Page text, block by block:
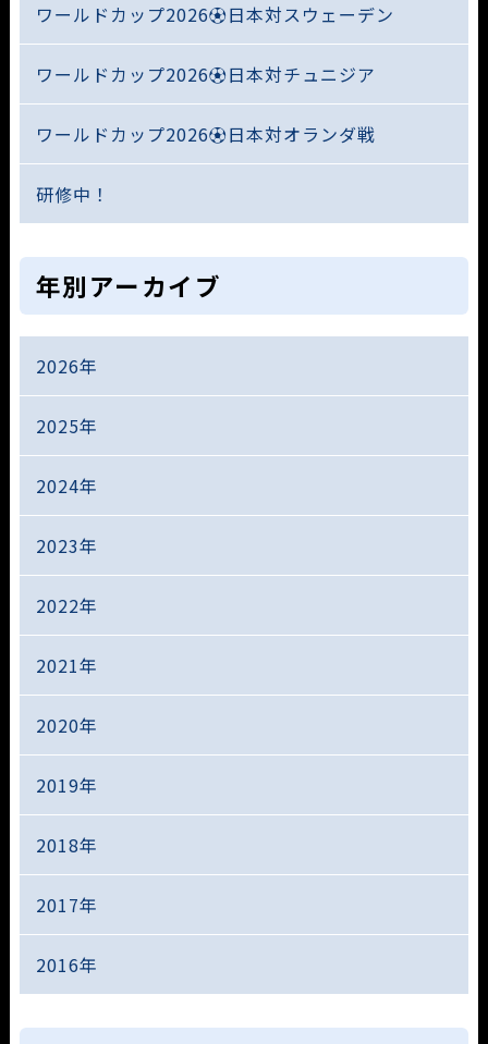
ワールドカップ2026⚽日本対スウェーデン
ワールドカップ2026⚽日本対チュニジア
ワールドカップ2026⚽日本対オランダ戦
研修中！
年別アーカイブ
2026年
2025年
2024年
2023年
2022年
2021年
2020年
2019年
2018年
2017年
2016年